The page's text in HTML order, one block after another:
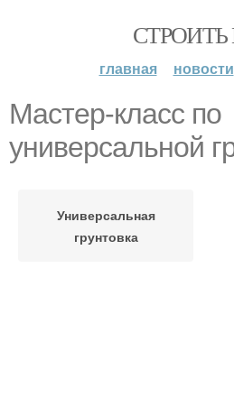
СТРОИТЬ
главная новости
Мастер-класс по
универсальной
Универсальная
грунтовка